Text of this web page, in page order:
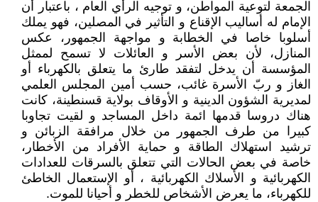
الجمعة لتوعية المواطن، و توجيه الرأي العام ، باعتبار أن
الإمام له أساليب الإقناع و التأثير في المصلين، فهو يملك
أسلوبا خاصا في الخطابة و مواجهة الجمهور، عكس
المنازل، لأن بعض الأسر و العائلات لا تسمح لممثل
المؤسسة أن يدخل لتفقد طارئ ما يتعلق بالكهرباء أو
الغاز و ربّ الأسرة غائب، حسب أمين المجلس العلمي
لمديرية الشؤون الدينية و الأوقاف بولاية قسنطينة، كانت
هناك دروسا قدمها ائمة داخل المساجد و لقيت تجاوبا
كبيرا من طرف الجمهور من خلال مرافقة الزبائن و
ترشيد استهلاك الطاقة و حماية الأفراد من الأخطار،
خاصة في بعض الحالات التي تتعلق بالسرقات للعدادات
الكهربائية و الأسلاك الكهربائية ، أو الإستعمال الخاطئ
للكهرباء، ما يعرض الأشخاص للخطر و أحيانا للموت.